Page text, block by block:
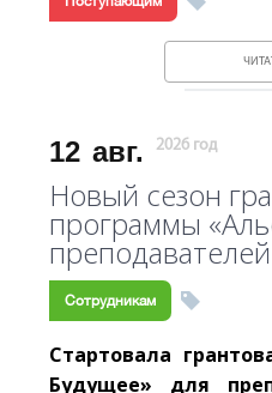
12 авг. 2026 год
Новый сезон
программы
преподавателей
Сотрудникам
Стартовала
Будущее» для